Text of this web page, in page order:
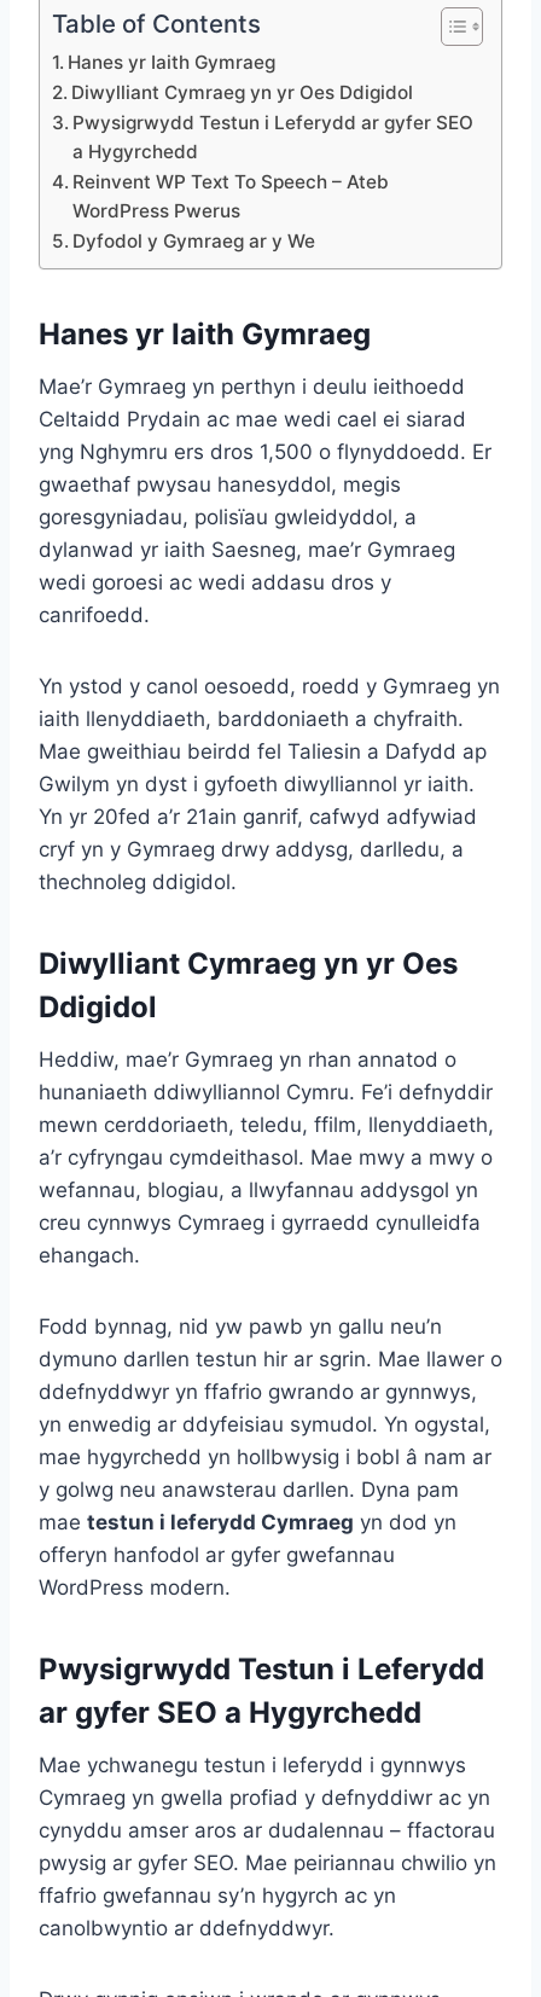
Table of Contents
Hanes yr Iaith Gymraeg
Diwylliant Cymraeg yn yr Oes Ddigidol
Pwysigrwydd Testun i Leferydd ar gyfer SEO
a Hygyrchedd
Reinvent WP Text To Speech – Ateb
WordPress Pwerus
Dyfodol y Gymraeg ar y We
Hanes yr Iaith Gymraeg
Mae’r Gymraeg yn perthyn i deulu ieithoedd
Celtaidd Prydain ac mae wedi cael ei siarad
yng Nghymru ers dros 1,500 o flynyddoedd. Er
gwaethaf pwysau hanesyddol, megis
goresgyniadau, polisïau gwleidyddol, a
dylanwad yr iaith Saesneg, mae’r Gymraeg
wedi goroesi ac wedi addasu dros y
canrifoedd.
Yn ystod y canol oesoedd, roedd y Gymraeg yn
iaith llenyddiaeth, barddoniaeth a chyfraith.
Mae gweithiau beirdd fel Taliesin a Dafydd ap
Gwilym yn dyst i gyfoeth diwylliannol yr iaith.
Yn yr 20fed a’r 21ain ganrif, cafwyd adfywiad
cryf yn y Gymraeg drwy addysg, darlledu, a
thechnoleg ddigidol.
Diwylliant Cymraeg yn yr Oes
Ddigidol
Heddiw, mae’r Gymraeg yn rhan annatod o
hunaniaeth ddiwylliannol Cymru. Fe’i defnyddir
mewn cerddoriaeth, teledu, ffilm, llenyddiaeth,
a’r cyfryngau cymdeithasol. Mae mwy a mwy o
wefannau, blogiau, a llwyfannau addysgol yn
creu cynnwys Cymraeg i gyrraedd cynulleidfa
ehangach.
Fodd bynnag, nid yw pawb yn gallu neu’n
dymuno darllen testun hir ar sgrin. Mae llawer o
ddefnyddwyr yn ffafrio gwrando ar gynnwys,
yn enwedig ar ddyfeisiau symudol. Yn ogystal,
mae hygyrchedd yn hollbwysig i bobl â nam ar
y golwg neu anawsterau darllen. Dyna pam
mae testun i leferydd Cymraeg yn dod yn
offeryn hanfodol ar gyfer gwefannau
WordPress modern.
Pwysigrwydd Testun i Leferydd
ar gyfer SEO a Hygyrchedd
Mae ychwanegu testun i leferydd i gynnwys
Cymraeg yn gwella profiad y defnyddiwr ac yn
cynyddu amser aros ar dudalennau – ffactorau
pwysig ar gyfer SEO. Mae peiriannau chwilio yn
ffafrio gwefannau sy’n hygyrch ac yn
canolbwyntio ar ddefnyddwyr.